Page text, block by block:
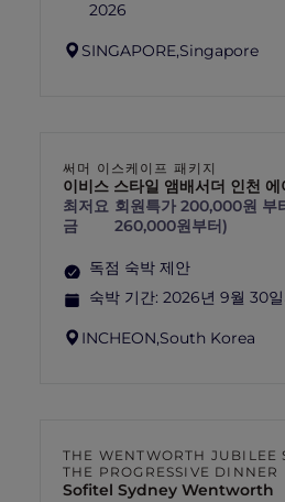
2026
SINGAPORE,Singapore
써머 이스케이프 패키지
이비스 스타일 앰배서더 인천 에
최저요
금
회원특가 200,000원 부
260,000원부터)
독점 숙박 제안
숙박 기간: 2026년 9월 30일
INCHEON,South Korea
THE WENTWORTH JUBILEE
THE PROGRESSIVE DINNER
Sofitel Sydney Wentworth